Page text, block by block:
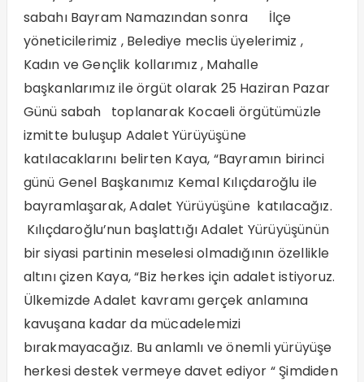
sabahı Bayram Namazından sonra İlçe
yöneticilerimiz , Belediye meclis üyelerimiz ,
Kadın ve Gençlik kollarımız , Mahalle
başkanlarımız ile örgüt olarak 25 Haziran Pazar
Günü sabah toplanarak Kocaeli örgütümüzle
izmitte buluşup Adalet Yürüyüşüne
katılacaklarını belirten Kaya, “Bayramın birinci
günü Genel Başkanımız Kemal Kılıçdaroğlu ile
bayramlaşarak, Adalet Yürüyüşüne katılacağız.
Kılıçdaroğlu’nun başlattığı Adalet Yürüyüşünün
bir siyasi partinin meselesi olmadığının özellikle
altını çizen Kaya, “Biz herkes için adalet istiyoruz.
Ülkemizde Adalet kavramı gerçek anlamına
kavuşana kadar da mücadelemizi
bırakmayacağız. Bu anlamlı ve önemli yürüyüşe
herkesi destek vermeye davet ediyor “ Şimdiden